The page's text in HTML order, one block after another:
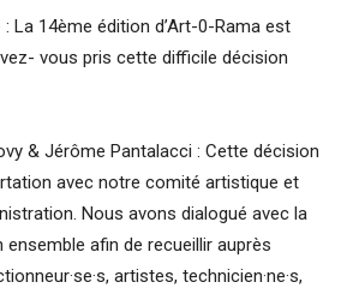
La 14ème édition d’Art-0-Rama est
vous pris cette difficile décision
& Jérôme Pantalacci : Cette décision
avec notre comité artistique et
Nous avons dialogué avec la
afin de recueillir auprès
artistes, technicien·ne·s,